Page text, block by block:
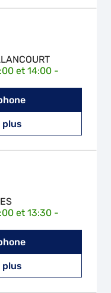
et 14:00 -
plus
et 13:30 -
plus